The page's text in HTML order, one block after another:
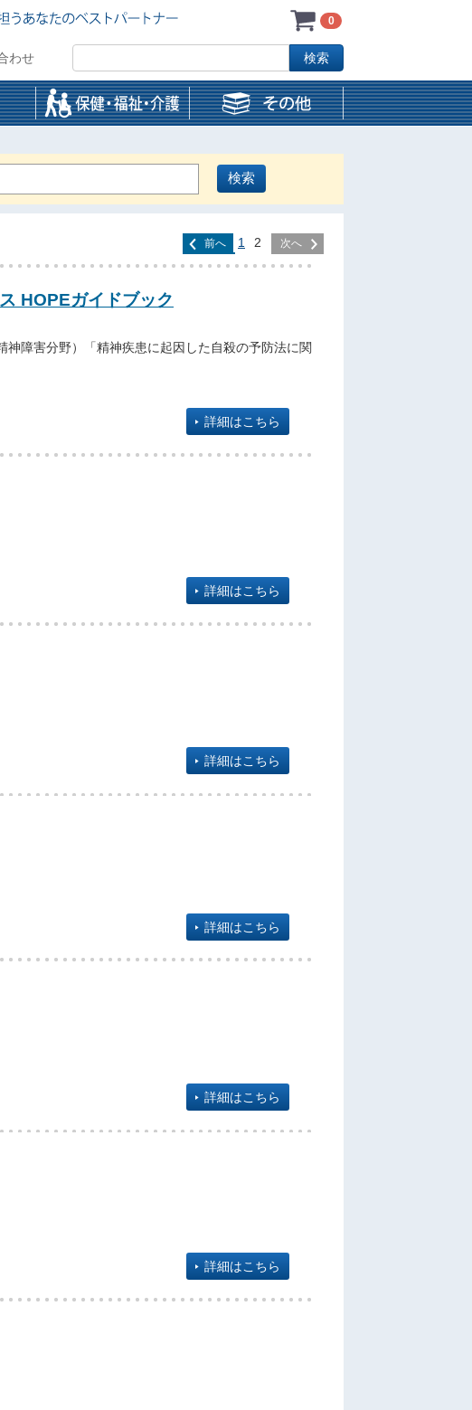
0
わせ
前へ 1 2 次へ
HOPEガイドブック
障害分野）「精神疾患に起因した自殺の予防法に関
詳細はこちら
詳細はこちら
詳細はこちら
詳細はこちら
詳細はこちら
詳細はこちら